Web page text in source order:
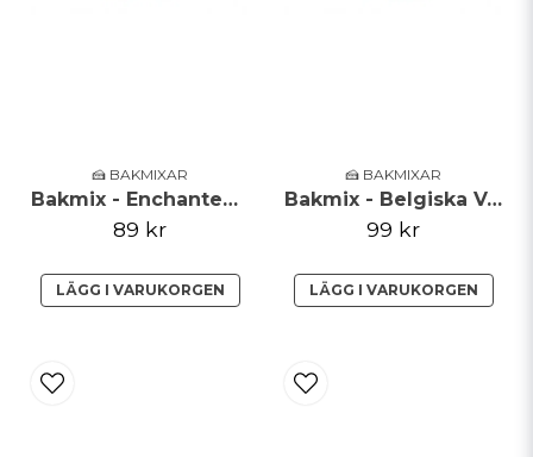
🍰 BAKMIXAR
Bakmix - Enchanted Cream - 450g
89 kr
LÄGG I VARUKORGEN
🍰 BAKMIXAR
Bakmix - Belgiska Våfflor
99 kr
LÄGG I VARUKORGEN